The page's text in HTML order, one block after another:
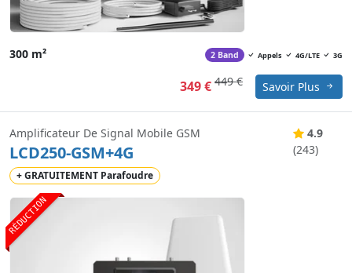
300 m² 2 Band Appels 4G/LTE 3G
349 € 449 € Savoir Plus
RÉDUCTION
Amplificateur De Signal Mobile GSM
LCD250-GSM+4G
+ GRATUITEMENT Parafoudre
4.9
(243)